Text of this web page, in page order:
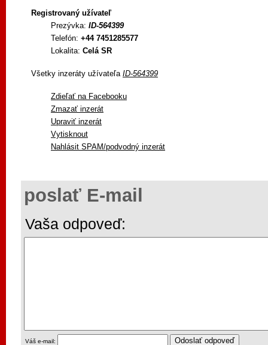
Registrovaný užívateľ
Prezývka: ID-564399
Telefón: +44 7451285577
Lokalita: Celá SR
Všetky inzeráty užívateľa ID-564399
Zdieľať na Facebooku
Zmazať inzerát
Upraviť inzerát
Vytisknout
Nahlásit SPAM/podvodný inzerát
poslať E-mail
Vaša odpoveď:
Váš e-mail: